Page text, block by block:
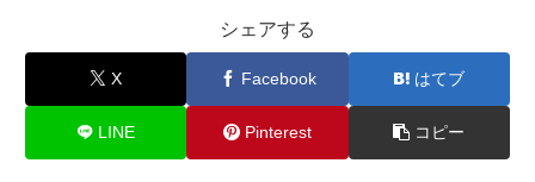
シェアする
X Facebook はてブ
LINE Pinterest コピー